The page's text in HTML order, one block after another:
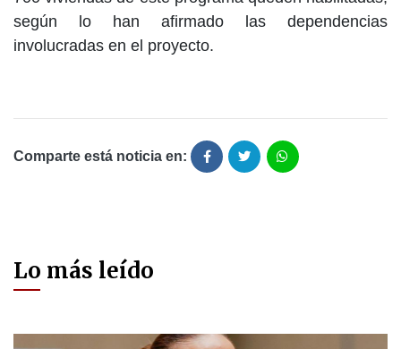
según lo han afirmado las dependencias
involucradas en el proyecto.
Comparte está noticia en:
Lo más leído